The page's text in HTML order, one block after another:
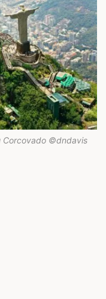
Corcovado ©dndavis